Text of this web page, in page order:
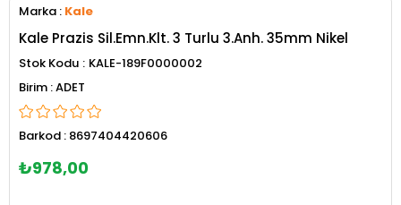
Marka : Kale
Kale Prazis Sil.Emn.Klt. 3 Turlu 3.Anh. 35mm Nikel
Stok Kodu
KALE-189F0000002
ADET
Barkod : 8697404420606
₺978,00